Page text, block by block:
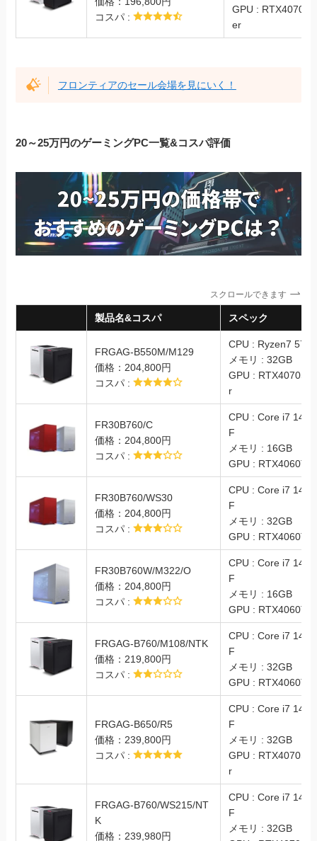
コスパ :
GPU :
er
フロンティアのセール会場を見にいく！
20～25万円のゲーミングPC一覧&コスパ評価
スクロールできます
製品名&コスパ スペック
FRGAG-B550M/M129
価格：204,800円
コスパ :
CPU : Ryzen7
メモリ : 32GB
GPU :
r
FR30B760/C
価格：204,800円
コスパ :
CPU : Core i7
F
メモリ : 16GB
GPU : RTX4060Ti
FR30B760/WS30
価格：204,800円
コスパ :
CPU : Core i7
F
メモリ : 32GB
GPU : RTX4060Ti
FR30B760W/M322/O
価格：204,800円
コスパ :
CPU : Core i7
F
メモリ : 16GB
GPU : RTX4060Ti
FRGAG-B760/M108/NTK
価格：219,800円
コスパ :
CPU : Core i7
F
メモリ : 32GB
GPU : RTX4060Ti
FRGAG-B650/R5
価格：239,800円
コスパ :
CPU : Core i7
F
メモリ : 32GB
GPU :
r
FRGAG-B760/WS215/NT
K
価格：239,980円
CPU : Core i7
F
メモリ : 32GB